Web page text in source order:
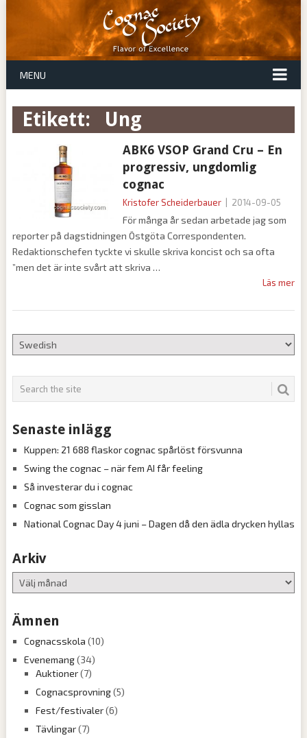
MENU
Etikett: ung
ABK6 VSOP Grand Cru – En
progressiv, ungdomlig
cognac
Kristofer Scheiderbauer 2014-09-05
För många år sedan arbetade jag som
reporter på dagstidningen Östgöta Correspondenten.
Redaktionschefen tyckte vi skulle skriva koncist och sa ofta
”men det är inte svårt att skriva
Läs mer
Senaste inlägg
Kuppen: 21 688 flaskor cognac spårlöst försvunna
Swing the cognac – när fem AI får feeling
Så investerar du i cognac
Cognac som gisslan
National Cognac Day 4 juni – Dagen då den ädla drycken hyllas
Arkiv
Arkiv
Ämnen
Cognacsskola (10)
Evenemang(34)
Auktioner(7)
Cognacsprovning(5)
Fest/festivaler(6)
Tävlingar(7)